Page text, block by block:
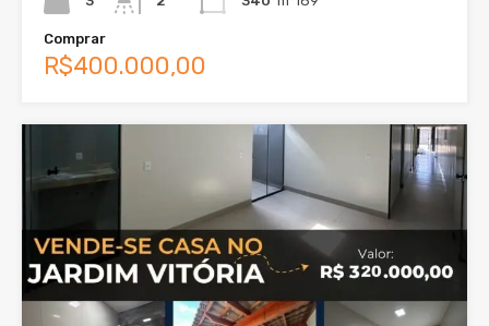
Comprar
R$400.000,00